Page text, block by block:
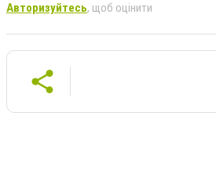
Авторизуйтесь, щоб оцінити